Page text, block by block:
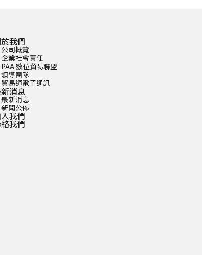
我們
公司概覽
企業社會責任
PAA 數位貿易聯盟
領導團隊
貿易通電子通訊
消息
最新消息
新聞公佈
我們
我們